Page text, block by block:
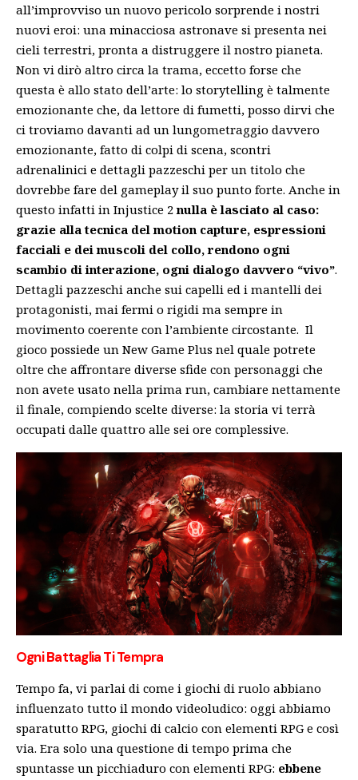
all’improvviso un nuovo pericolo sorprende i nostri
nuovi eroi: una minacciosa astronave si presenta nei
cieli terrestri, pronta a distruggere il nostro pianeta.
Non vi dirò altro circa la trama, eccetto forse che
questa è allo stato dell’arte: lo storytelling è talmente
emozionante che, da lettore di fumetti, posso dirvi che
ci troviamo davanti ad un lungometraggio davvero
emozionante, fatto di colpi di scena, scontri
adrenalinici e dettagli pazzeschi per un titolo che
dovrebbe fare del gameplay il suo punto forte. Anche in
questo infatti in Injustice 2nulla è lasciato al caso:
grazie alla tecnica del motion capture, espressioni
facciali e dei muscoli del collo, rendono ogni
scambio di interazione, ogni dialogo davvero “vivo”.
Dettagli pazzeschi anche sui capelli ed i mantelli dei
protagonisti, mai fermi o rigidi ma sempre in
movimento coerente con l’ambiente circostante. Il
gioco possiede un New Game Plus nel quale potrete
oltre che affrontare diverse sfide con personaggi che
non avete usato nella prima run, cambiare nettamente
il finale, compiendo scelte diverse: la storia vi terrà
occupati dalle quattro alle sei ore complessive.
Ogni Battaglia Ti Tempra
Tempo fa, vi parlai di come i giochi di ruolo abbiano
influenzato tutto il mondo videoludico: oggi abbiamo
sparatutto RPG, giochi di calcio con elementi RPG e così
via. Era solo una questione di tempo prima che
spuntasse un picchiaduro con elementi RPG: ebbene